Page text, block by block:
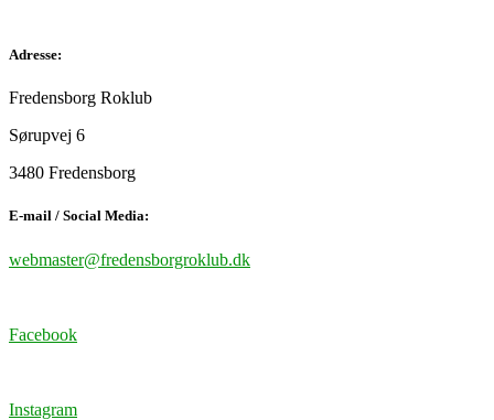
Adresse:
Fredensborg Roklub
Sørupvej 6
3480 Fredensborg
E-mail / Social Media:
webmaster@fredensborgroklub.dk
Facebook
Instagram